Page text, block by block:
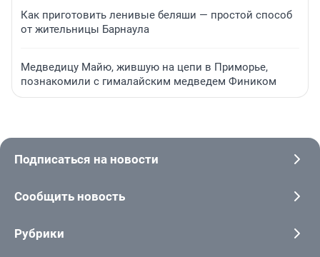
Как приготовить ленивые беляши — простой способ
от жительницы Барнаула
Медведицу Майю, жившую на цепи в Приморье,
познакомили с гималайским медведем Фиником
Подписаться на новости
Сообщить новость
Рубрики